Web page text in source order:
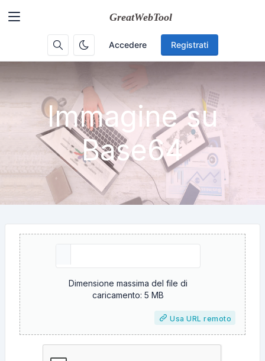
Accedere Registrati
Immagine su
Base64
Dimensione massima del file di
caricamento: 5 MB
Usa URL remoto